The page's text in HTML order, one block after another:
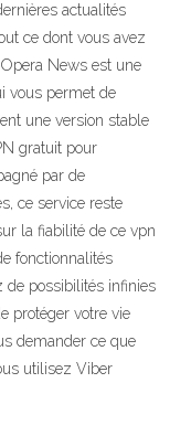
actualités
ce dont vous avez
News est une
vous permet de
une version stable
gratuit pour
par de
ce service reste
la fiabilité de ce vpn
fonctionnalités
de possibilités infinies
protéger votre vie
demander ce que
utilisez Viber